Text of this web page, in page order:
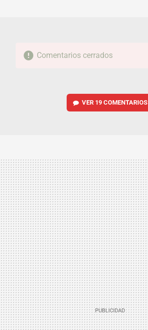
Comentarios cerrados
VER 19 COMENTARIOS